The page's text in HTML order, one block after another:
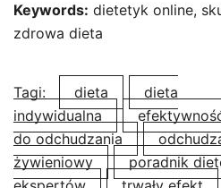
Keywords: dietetyk online,
zdrowa dieta
Tagi: dieta
dieta
indywidualna
do odchudzania
żywieniowy
poradnik